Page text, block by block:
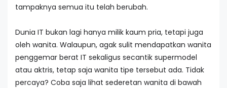
tampaknya semua itu telah berubah.
Dunia IT bukan lagi hanya milik kaum pria, tetapi juga
oleh wanita. Walaupun, agak sulit mendapatkan wanita
penggemar berat IT sekaligus secantik supermodel
atau aktris, tetap saja wanita tipe tersebut ada. Tidak
percaya? Coba saja lihat sederetan wanita di bawah